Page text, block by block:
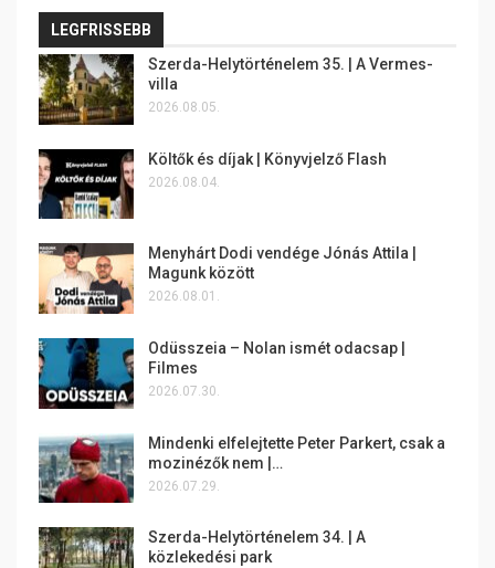
LEGFRISSEBB
Szerda-Helytörténelem 35. | A Vermes-
villa
2026.08.05.
Költők és díjak | Könyvjelző Flash
2026.08.04.
Menyhárt Dodi vendége Jónás Attila |
Magunk között
2026.08.01.
Odüsszeia – Nolan ismét odacsap |
Filmes
2026.07.30.
Mindenki elfelejtette Peter Parkert, csak a
mozinézők nem |…
2026.07.29.
Szerda-Helytörténelem 34. | A
közlekedési park